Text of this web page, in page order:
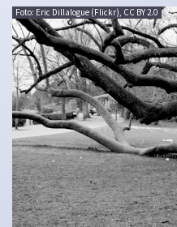
Foto: Eric Dillalogue (Flickr), CC BY 2.0